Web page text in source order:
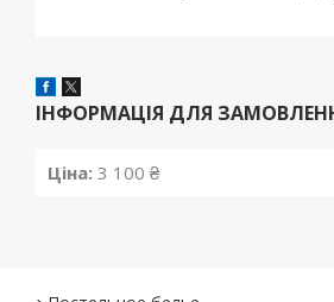
ІНФОРМАЦІЯ ДЛЯ
Ціна: 3 100 ₴